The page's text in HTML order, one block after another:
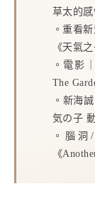
草太的感
。重看新
《天氣
。 電影
The
。 新海
気の子
。 腦洞
《